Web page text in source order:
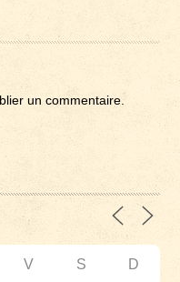
un commentaire.
V S D